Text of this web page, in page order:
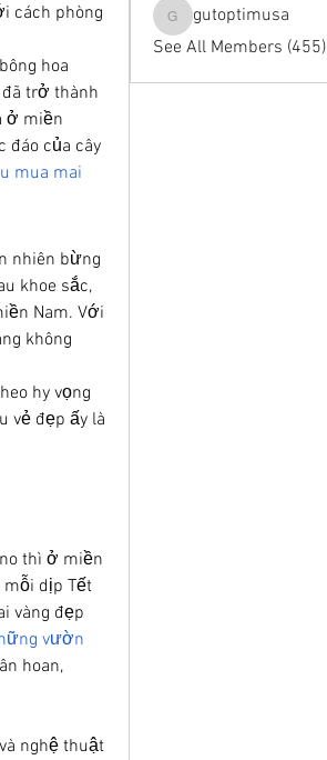
cách phòng
hoa
trở thành
ở miền
đáo của cây
mua mai
nhiên bừng
khoe sắc,
Nam. Với
không
hy vọng
vẻ đẹp ấy là
thì ở miền
mỗi dịp Tết
vàng đẹp
vườn
hoan,
nghệ thuật
gutoptimusa
gutoptimusa
See All Members (455)